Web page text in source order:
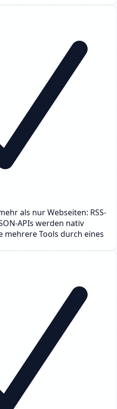
als nur Webseiten: RSS-
APIs werden nativ
mehrere Tools durch eines